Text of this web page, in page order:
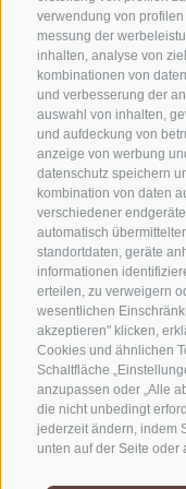
verwendung von
messung der
inhalten, analyse von
kombinationen von
und verbesserung der
auswahl von inhalten,
und aufdeckung von
anzeige von werbung
datenschutz speichern
kombination von daten
verschiedener
automatisch
standortdaten, geräte
informationen
erteilen, zu verweigern
wesentlichen
akzeptieren" klicken,
Cookies und ähnlichen
Schaltfläche
anzupassen oder „Alle
die nicht unbedingt
jederzeit ändern, indem
unten auf der Seite oder